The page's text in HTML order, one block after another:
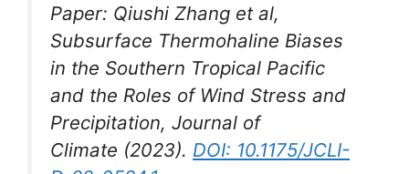
Paper: Qiushi Zhang et al,
Subsurface Thermohaline Biases
in the Southern Tropical Pacific
and the Roles of Wind Stress and
Precipitation, Journal of
Climate (2023). DOI: 10.1175/JCLI-